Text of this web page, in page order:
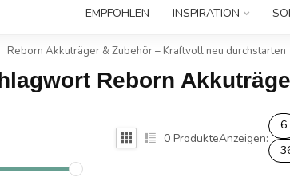
EMPFOHLEN INSPIRATION
Reborn Akkuträger & Zubehör – Kraftvoll neu durchstarten
Reborn
0 ProdukteAnzeigen:
6